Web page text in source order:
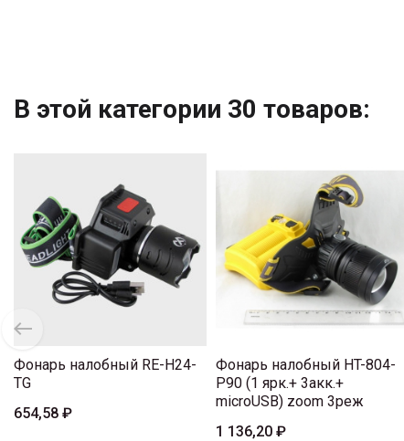
В этой категории 30 товаров:
Фонарь налобный RE-H24-
TG
654,58 ₽
Фонарь налобный HT-804-
P90 (1 ярк.+ 3акк.+
microUSB) zoom 3реж
1 136,20 ₽